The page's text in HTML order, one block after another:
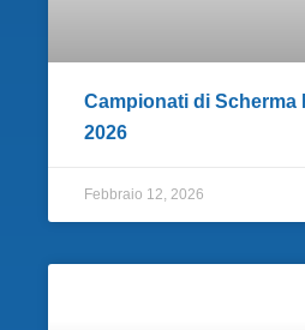
Campionati di Scherma
2026
Febbraio 12, 2026